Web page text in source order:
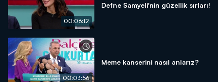
00:06:12
Defne Samyeli'nin güzellik sırları!
00:03:56
Meme kanserini nasıl anlarız?